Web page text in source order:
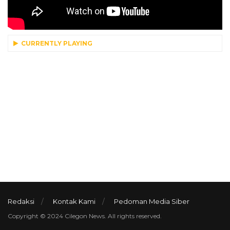
CURRENTLY PLAYING
Redaksi Kontak Kami Pedoman Media Siber
Copyright © 2024 Cilegon News. All rights reserved.